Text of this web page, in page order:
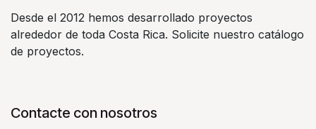
Desde el 2012 hemos desarrollado proyectos
alrededor de toda Costa Rica. Solicite nuestro catálogo
de proyectos.
Contacte con nosotros